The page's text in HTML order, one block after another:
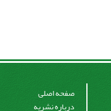
صفحه اصلی
درباره نشریه